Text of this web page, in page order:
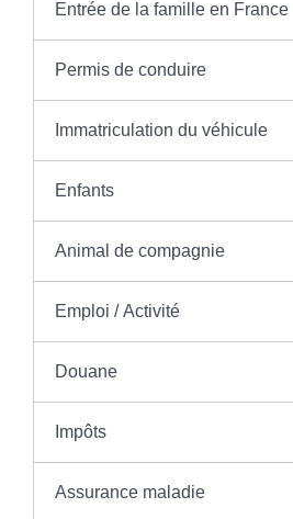
Entrée de la famille en France
Permis de conduire
Immatriculation du véhicule
Enfants
Animal de compagnie
Emploi / Activité
Douane
Impôts
Assurance maladie